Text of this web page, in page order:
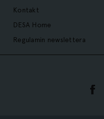
Kontakt
DESA Home
Regulamin newslettera